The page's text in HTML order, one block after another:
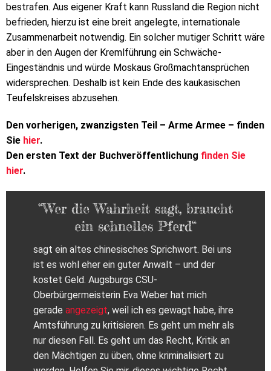
bestrafen. Aus eigener Kraft kann Russland die Region nicht
befrieden, hierzu ist eine breit angelegte, internationale
Zusammenarbeit notwendig. Ein solcher mutiger Schritt wäre
aber in den Augen der Kremlführung ein Schwäche-
Eingeständnis und würde Moskaus Großmachtansprüchen
widersprechen. Deshalb ist kein Ende des kaukasischen
Teufelskreises abzusehen.
Den vorherigen, zwanzigsten Teil – Arme Armee – finden
Sie hier.
Den ersten Text der Buchveröffentlichung finden Sie
hier.
“Wer die Wahrheit sagt, braucht
ein schnelles Pferd“
sagt ein altes chinesisches Sprichwort. Bei uns
ist es wohl eher ein guter Anwalt – und der
kostet Geld. Augsburgs CSU-
Oberbürgermeisterin Eva Weber hat mich
gerade angezeigt, weil ich es gewagt habe, ihre
Amtsführung zu kritisieren. Es geht um mehr als
nur diesen Fall. Es geht um das Recht, Kritik an
den Mächtigen zu üben, ohne kriminalisiert zu